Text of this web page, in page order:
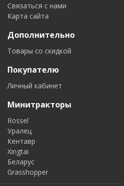
Связаться с нами
Карта сайта
Дополнительно
Товары со скидкой
Покупателю
Личный кабинет
Минитракторы
Rossel
Уралец
Кентавр
Xingtai
Беларус
Grasshopper